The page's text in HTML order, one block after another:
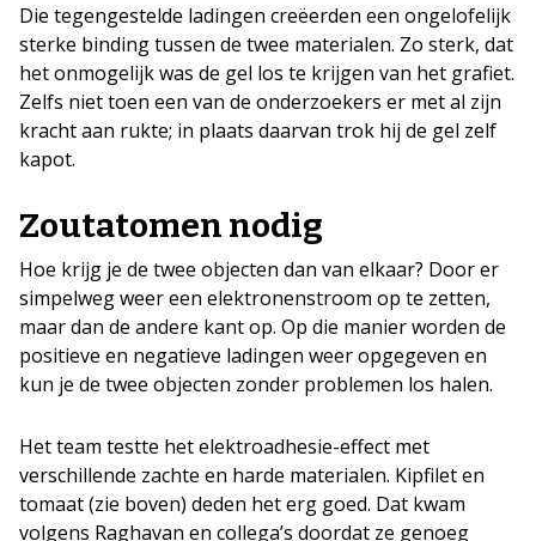
Die tegengestelde ladingen creëerden een ongelofelijk
sterke binding tussen de twee materialen. Zo sterk, dat
het onmogelijk was de gel los te krijgen van het grafiet.
Zelfs niet toen een van de onderzoekers er met al zijn
kracht aan rukte; in plaats daarvan trok hij de gel zelf
kapot.
Zoutatomen nodig
Hoe krijg je de twee objecten dan van elkaar? Door er
simpelweg weer een elektronenstroom op te zetten,
maar dan de andere kant op. Op die manier worden de
positieve en negatieve ladingen weer opgegeven en
kun je de twee objecten zonder problemen los halen.
Het team testte het elektroadhesie-effect met
verschillende zachte en harde materialen. Kipfilet en
tomaat (zie boven) deden het erg goed. Dat kwam
volgens Raghavan en collega’s doordat ze genoeg